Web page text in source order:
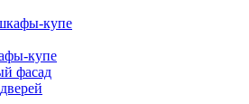
купе
купе
фасад